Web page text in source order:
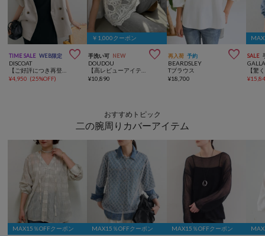
TIME SALE WEB限定 
DISCOAT
¥4,950 (25%OFF)
￥1,000クーポン
手洗い可 NEW 
DOUDOU
¥10,890
再入荷 予約 
BEARDSLEY
Tブラウス
¥18,700
SALE
¥
おすすめトピック
二の腕周りカバーアイテム
MAX15％OFFクーポン MAX15％OFFクーポン MAX15％OFFクーポン